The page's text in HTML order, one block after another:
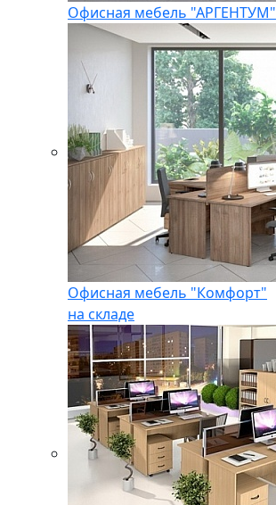
Офисная мебель "АРГЕНТУМ"
Офисная мебель "Комфорт"
на складе